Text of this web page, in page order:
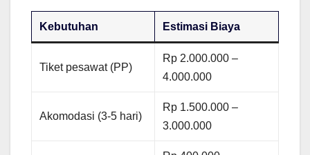
Kebutuhan Estimasi Biaya
Tiket pesawat (PP)
Rp 2.000.000 –
4.000.000
Akomodasi (3-5 hari)
Rp 1.500.000 –
3.000.000